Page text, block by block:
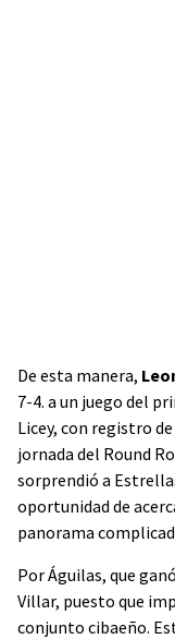
De esta manera,
7-4. a un juego del
Licey, con registro
jornada del Round
sorprendió a
oportunidad de
panorama
Por Águilas, que
Villar, puesto que
conjunto cibaeño.